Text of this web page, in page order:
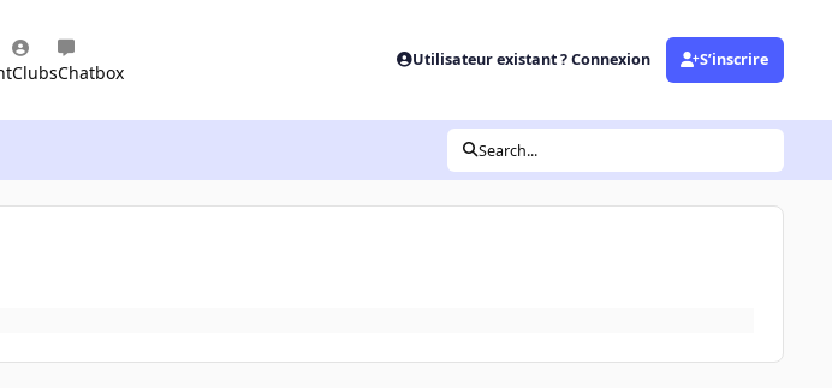
ClubsChatbox
Utilisateur existant ? Connexion S’inscrire
Search...